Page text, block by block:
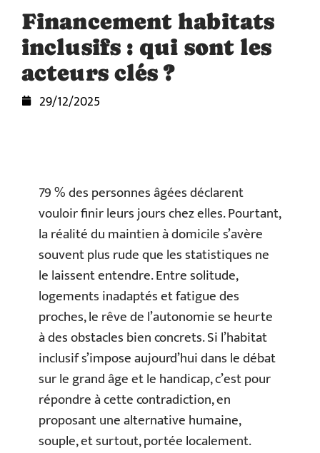
Financement habitats
inclusifs : qui sont les
acteurs clés ?
29/12/2025
79 % des personnes âgées déclarent
vouloir finir leurs jours chez elles. Pourtant,
la réalité du maintien à domicile s’avère
souvent plus rude que les statistiques ne
le laissent entendre. Entre solitude,
logements inadaptés et fatigue des
proches, le rêve de l’autonomie se heurte
à des obstacles bien concrets. Si l’habitat
inclusif s’impose aujourd’hui dans le débat
sur le grand âge et le handicap, c’est pour
répondre à cette contradiction, en
proposant une alternative humaine,
souple, et surtout, portée localement.